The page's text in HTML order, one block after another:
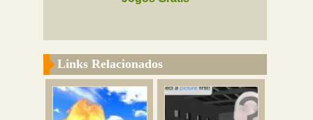
Links Relacionados